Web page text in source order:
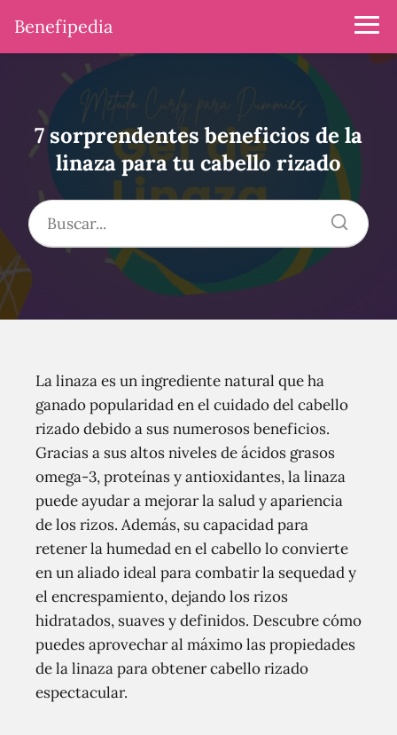
Benefipedia
7 sorprendentes beneficios de la
linaza para tu cabello rizado
La linaza es un ingrediente natural que ha
ganado popularidad en el cuidado del cabello
rizado debido a sus numerosos beneficios.
Gracias a sus altos niveles de ácidos grasos
omega-3, proteínas y antioxidantes, la linaza
puede ayudar a mejorar la salud y apariencia
de los rizos. Además, su capacidad para
retener la humedad en el cabello lo convierte
en un aliado ideal para combatir la sequedad y
el encrespamiento, dejando los rizos
hidratados, suaves y definidos. Descubre cómo
puedes aprovechar al máximo las propiedades
de la linaza para obtener cabello rizado
espectacular.